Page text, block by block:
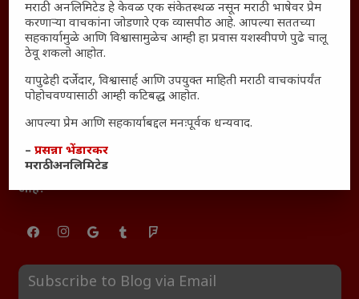
यश आणि आत्मविश्वास: स्वप्नांना वास्तवात बदलण्याची शक्ती
महाराष्ट्रातील बदलत्या हवामानाचा शेतीवर वाढता परिणाम:
शेतकऱ्यांसमोरील नवीन आव्हाने आणि संधी
महाराष्ट्र आणि संपूर्ण भारतातील शेतकऱ्यांना मान्सूनचे महत्त्व
मीडियावर चर्चांना उधाण
सार्वजनिक नोंद: पेमेंट डिफॉल्ट प्रकरण – Kris Ankem [FFME]
धावपळीच्या जीवनात शांततेचा शोध – Meditation का आवश्यक
आहे?
Subscribe to Blog via Email
मराठी अनलिमिटेड हे केवळ एक संकेतस्थळ नसून मराठी भाषेवर प्रेम
करणाऱ्या वाचकांना जोडणारे एक व्यासपीठ आहे. आपल्या सततच्या
सहकार्यामुळे आणि विश्वासामुळेच आम्ही हा प्रवास यशस्वीपणे पुढे चालू
ठेवू शकलो आहोत.
यापुढेही दर्जेदार, विश्वासार्ह आणि उपयुक्त माहिती मराठी वाचकांपर्यंत
पोहोचवण्यासाठी आम्ही कटिबद्ध आहोत.
आपल्या प्रेम आणि सहकार्याबद्दल मनःपूर्वक धन्यवाद.
–प्रसन्ना भेंडारकर
मराठी अनलिमिटेड